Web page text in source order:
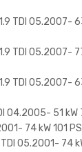
TDI 05.2007-
TDI 05.2007-
TDI 05.2007-
04.2005- 51 kW
74 kW 101
05.2001- 74